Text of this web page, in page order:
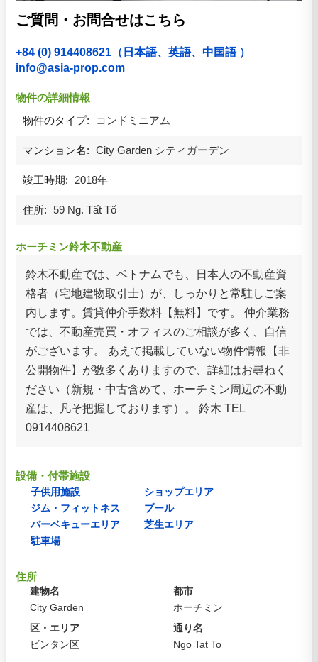
ご質問・お問合せはこちら
+84 (0) 914408621（日本語、英語、中国語 ）
info@asia-prop.com
物件の詳細情報
物件のタイプ:
コンドミニアム
マンション名: City Garden シティガーデン
竣工時期: 2018年
住所: 59 Ng. Tất Tố
ホーチミン鈴木不動産
鈴木不動産では、ベトナムでも、日本人の不動産資
格者（宅地建物取引士）が、しっかりと常駐しご案
内します。賃貸仲介手数料【無料】です。 仲介業務
では、不動産売買・オフィスのご相談が多く、自信
がございます。 あえて掲載していない物件情報【非
公開物件】が数多くありますので、詳細はお尋ねく
ださい（新規・中古含めて、ホーチミン周辺の不動
産は、凡そ把握しております）。 鈴木 TEL
0914408621
設備・付帯施設
子供用施設
ショップエリア
ジム・フィットネス
プール
バーベキューエリア
芝生エリア
駐車場
住所
建物名
City Garden
都市
ホーチミン
区・エリア
ビンタン区
通り名
Ngo Tat To